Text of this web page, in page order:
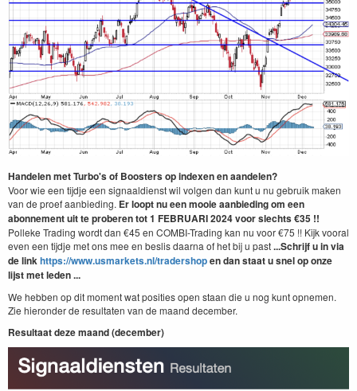
Handelen met Turbo's of Boosters op indexen en aandelen?
Voor wie een tijdje een signaaldienst wil volgen dan kunt u nu gebruik maken
van de proef aanbieding. Er loopt nu een mooie aanbieding om een
abonnement uit te proberen tot 1 FEBRUARI 2024voor slechts €35 !!
Polleke Trading wordt dan €45 en COMBI-Trading kan nu voor €75 !! Kijk vooral
even een tijdje met ons mee en beslis daarna of het bij u past...Schrijf u in via
de linkhttps://www.usmarkets.nl/tradershopen dan staat u snel op onze
lijst met leden ...
We hebben op dit moment wat posities open staan die u nog kunt opnemen.
Zie hieronder de resultaten van de maand december.
Resultaat deze maand (december)